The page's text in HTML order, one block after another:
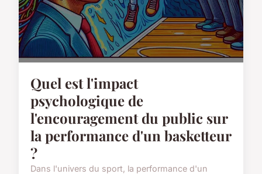
Quel est l'impact
psychologique de
l'encouragement du public sur
la performance d'un basketteur
?
Dans l'univers du sport, la performance d'un